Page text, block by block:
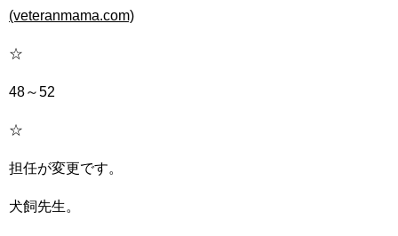
(veteranmama.com)
☆
48～52
☆
担任が変更です。
犬飼先生。